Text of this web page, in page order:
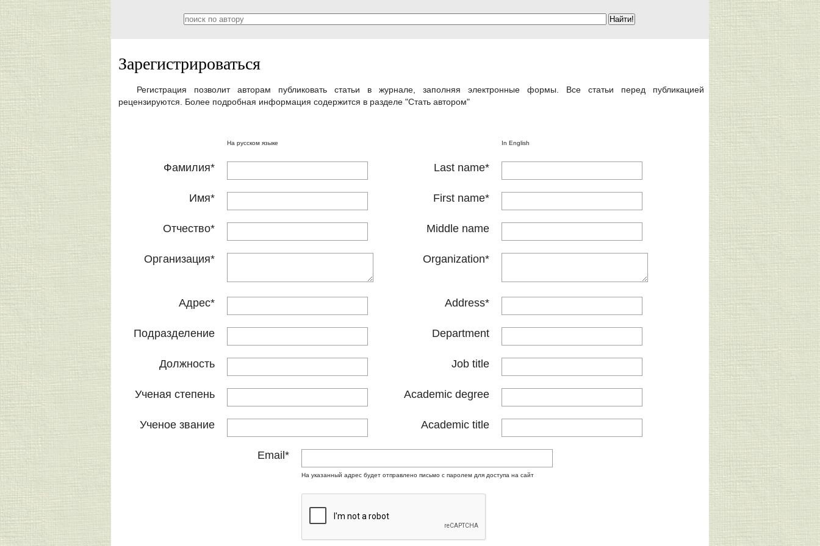
Зарегистрироваться
Регистрация позволит авторам публиковать статьи в журнале, заполняя электронные формы. Все статьи перед публикацией
рецензируются. Более подробная информация содержится в разделе "Стать автором"
На русском языке
Фамилия*
Имя*
Отчество*
Организация*
Адрес*
Подразделение
Должность
Ученая степень
Ученое звание
In English
Last name*
First name*
Middle name
Organization*
Address*
Department
Job title
Academic degree
Academic title
Email *
На указанный адрес будет отправлено письмо с паролем для доступа на сайт